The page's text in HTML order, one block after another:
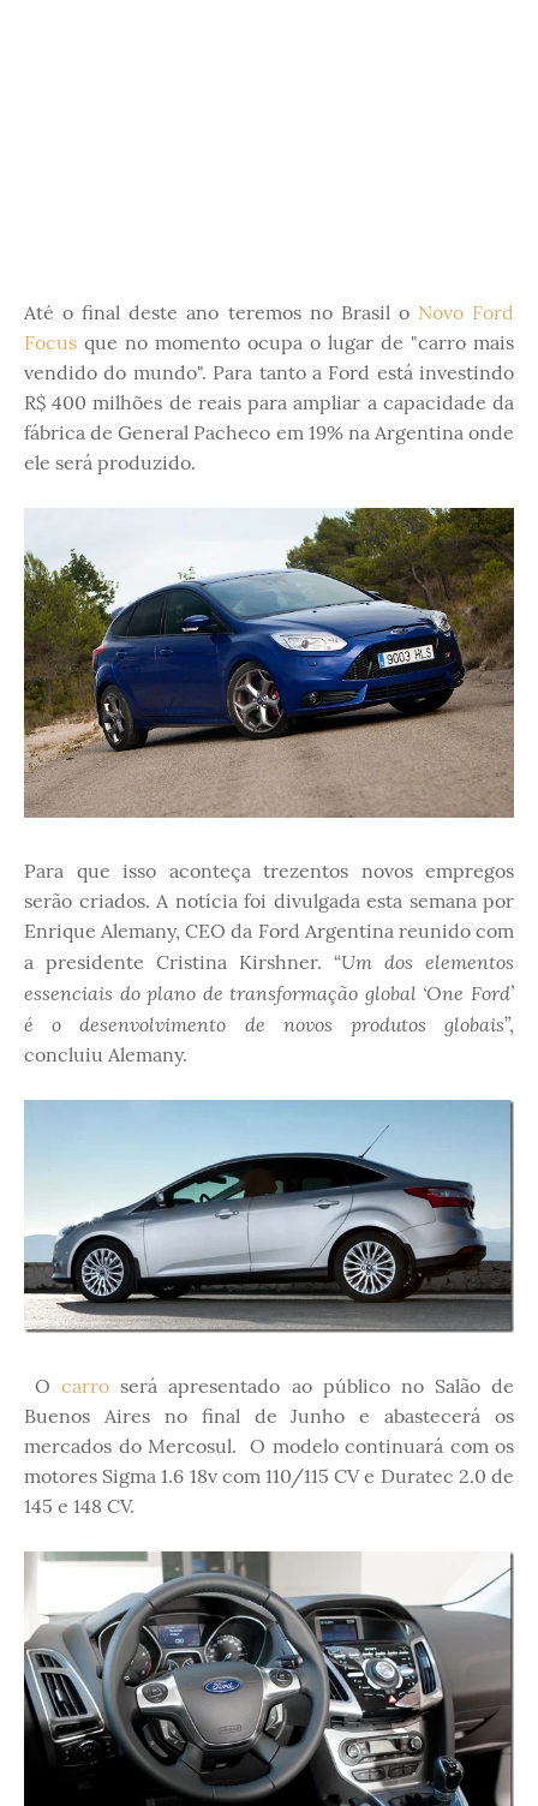
Até o final deste ano teremos no Brasil o Novo Ford
Focus que no momento ocupa o lugar de "carro mais
vendido do mundo". Para tanto a Ford está investindo
R$ 400 milhões de reais para ampliar a capacidade da
fábrica de General Pacheco em 19% na Argentina onde
ele será produzido.
Para que isso aconteça trezentos novos empregos
serão criados. A notícia foi divulgada esta semana por
Enrique Alemany, CEO da Ford Argentina reunido com
a presidente Cristina Kirshner. “Um dos elementos
essenciais do plano de transformação global ‘One Ford’
é o desenvolvimento de novos produtos globais”,
concluiu Alemany.
Ocarro será apresentado ao público no Salão de
Buenos Aires no final de Junho e abastecerá os
mercados do Mercosul. O modelo continuará com os
motores Sigma 1.6 18v com 110/115 CV e Duratec 2.0 de
145 e 148 CV.